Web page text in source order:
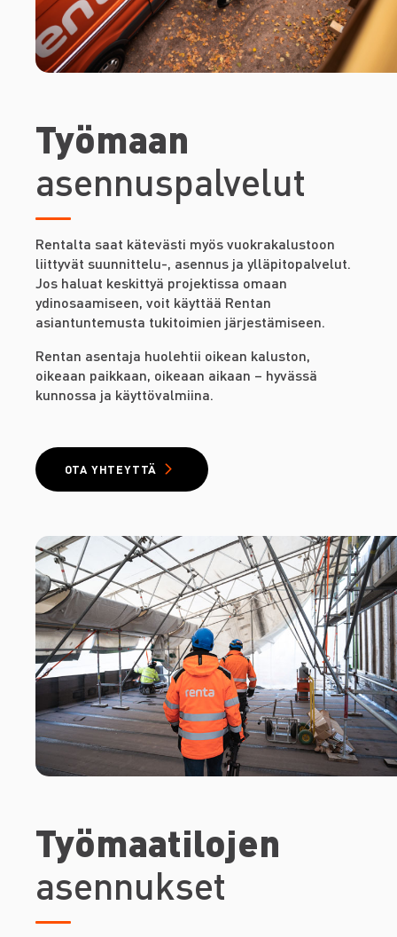
Työmaan
asennuspalvelut
Rentalta saat kätevästi myös vuokrakalustoon
liittyvät suunnittelu-, asennus ja ylläpitopalvelut.
Jos haluat keskittyä projektissa omaan
ydinosaamiseen, voit käyttää Rentan
asiantuntemusta tukitoimien järjestämiseen.
Rentan asentaja huolehtii oikean kaluston,
oikeaan paikkaan, oikeaan aikaan – hyvässä
kunnossa ja käyttövalmiina.
OTA YHTEYTTÄ
Työmaatilojen
asennukset